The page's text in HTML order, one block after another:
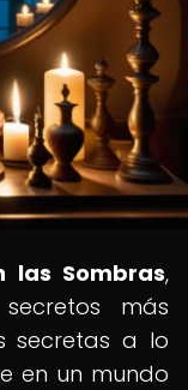
las Sombras,
más
secretas a lo
en un mundo